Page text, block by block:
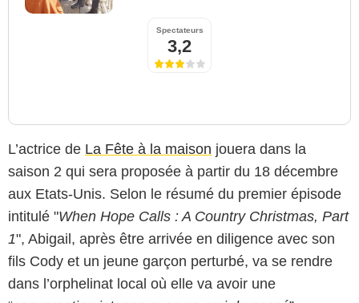
Spectateurs
3,2
L’actrice de La Fête à la maison jouera dans la
saison 2 qui sera proposée à partir du 18 décembre
aux Etats-Unis. Selon le résumé du premier épisode
intitulé "When Hope Calls : A Country Christmas, Part
1", Abigail, après être arrivée en diligence avec son
fils Cody et un jeune garçon perturbé, va se rendre
dans l’orphelinat local où elle va avoir une